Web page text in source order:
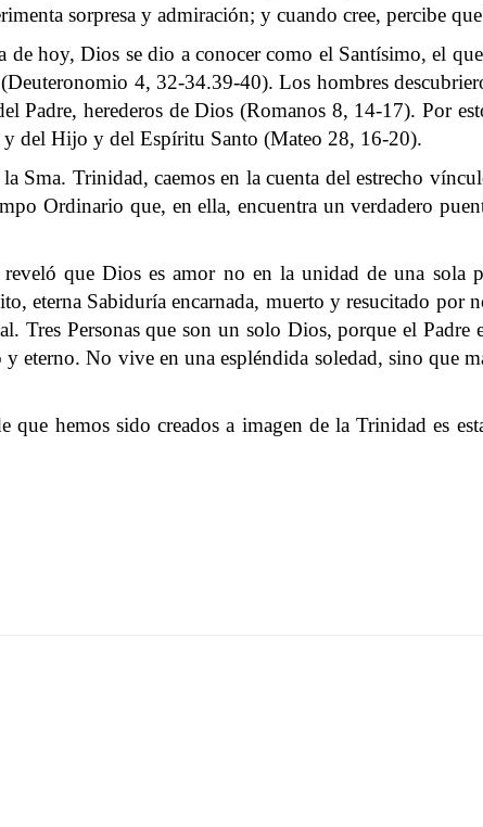
sorpresa y admiración; y cuando cree, percibe
hoy, Dios se dio a conocer como el Santísimo, el
4, 32-34.39-40). Los hombres
Padre, herederos de Dios (Romanos 8, 14-17). Por
y del Hijo y del Espíritu Santo (Mateo 28, 16-20).
Sma. Trinidad, caemos en la cuenta del estrecho
Ordinario que, en ella, encuentra un verdadero
que Dios es amor no en la unidad de una sola
eterna Sabiduría encarnada, muerto y resucitado
Tres Personas que son un solo Dios, porque el
No vive en una espléndida soledad, sino que
hemos sido creados a imagen de la Trinidad es